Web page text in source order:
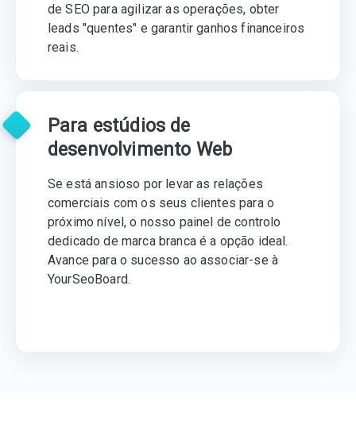
de SEO para agilizar as operações, obter
leads "quentes" e garantir ganhos financeiros
reais.
Para estúdios de
desenvolvimento Web
Se está ansioso por levar as relações
comerciais com os seus clientes para o
próximo nível, o nosso painel de controlo
dedicado de marca branca é a opção ideal.
Avance para o sucesso ao associar-se à
YourSeoBoard.